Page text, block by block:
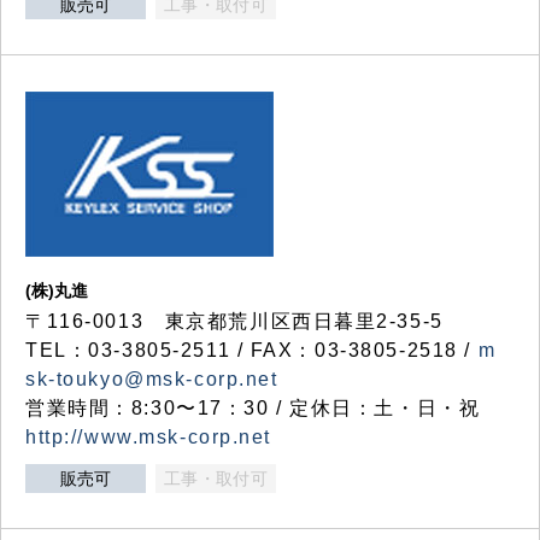
販売可 工事・取付可
(株)丸進
〒116-0013 東京都荒川区西日暮里2-35-5
TEL：03-3805-2511 / FAX：03-3805-2518 / m
sk-toukyo@msk-corp.net
営業時間：8:30〜17：30 / 定休日：土・日・祝
http://www.msk-corp.net
販売可 工事・取付可